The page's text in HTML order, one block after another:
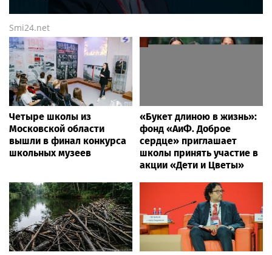
Smi24.net
Четыре школы из
Московской области
вышли в финал конкурса
школьных музеев
«Букет длиною в жизнь»:
фонд «АиФ. Доброе
сердце» приглашает
школы принять участие в
акции «Дети и Цветы»